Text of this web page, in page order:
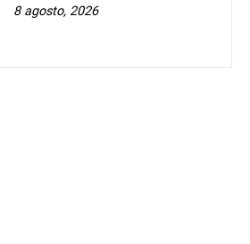
8 agosto, 2026